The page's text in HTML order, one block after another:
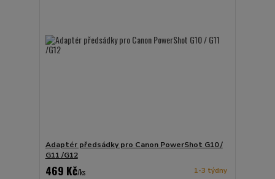
Adaptér předsádky pro Canon PowerShot G10 /
G11 /G12
469 Kč/ks 1-3 týdny